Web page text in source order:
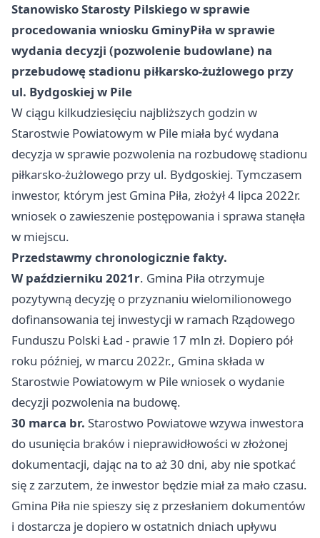
Stanowisko Starosty Pilskiego w sprawie
procedowania wniosku GminyPiła w sprawie
wydania decyzji (pozwolenie budowlane) na
przebudowę stadionu piłkarsko-żużlowego przy
ul. Bydgoskiej w Pile
W ciągu kilkudziesięciu najbliższych godzin w
Starostwie Powiatowym w Pile miała być wydana
decyzja w sprawie pozwolenia na rozbudowę stadionu
piłkarsko-żużlowego przy ul. Bydgoskiej. Tymczasem
inwestor, którym jest Gmina Piła, złożył 4 lipca 2022r.
wniosek o zawieszenie postępowania i sprawa stanęła
w miejscu.
Przedstawmy chronologicznie fakty.
W październiku 2021r. Gmina Piła otrzymuje
pozytywną decyzję o przyznaniu wielomilionowego
dofinansowania tej inwestycji w ramach Rządowego
Funduszu Polski Ład - prawie 17 mln zł. Dopiero pół
roku później, w marcu 2022r., Gmina składa w
Starostwie Powiatowym w Pile wniosek o wydanie
decyzji pozwolenia na budowę.
30 marca br. Starostwo Powiatowe wzywa inwestora
do usunięcia braków i nieprawidłowości w złożonej
dokumentacji, dając na to aż 30 dni, aby nie spotkać
się z zarzutem, że inwestor będzie miał za mało czasu.
Gmina Piła nie spieszy się z przesłaniem dokumentów
i dostarcza je dopiero w ostatnich dniach upływu